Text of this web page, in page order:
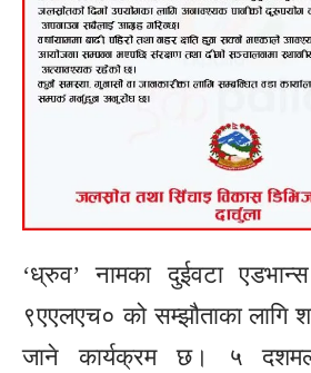
‘ध्रुव’ नामका दुईवटा
९एएलएच० को सम्झौताका लागि
जाने कार्यक्रम छ। ५